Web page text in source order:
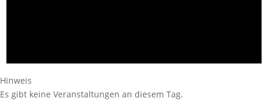
Hinweis
Es gibt keine Veranstaltungen an diesem Tag.